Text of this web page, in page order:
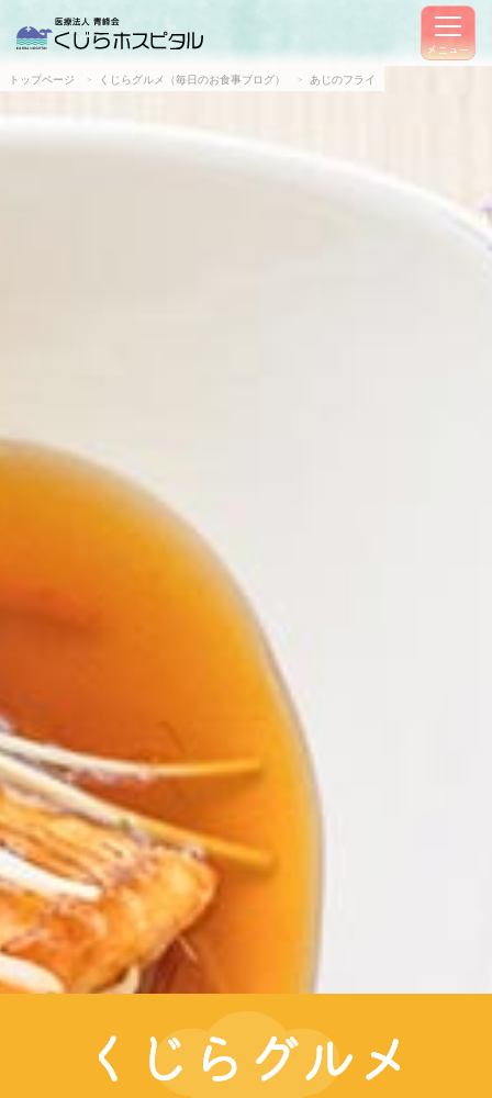
メニュー
トップページ くじらグルメ（毎日のお食事ブログ） あじのフライ